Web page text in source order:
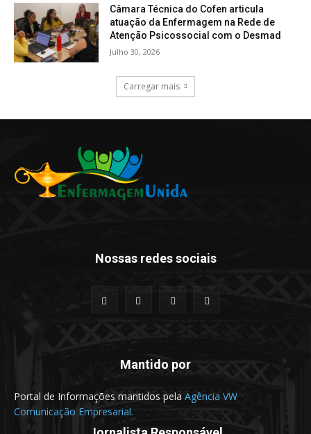
Câmara Técnica do Cofen articula
atuação da Enfermagem na Rede de
Atenção Psicossocial com o Desmad
Julho 30, 2026
Carregar mais
Nossas redes sociais
Mantido por
Portal de Informações mantidos pela Agência VW
Comunicação Empresarial.